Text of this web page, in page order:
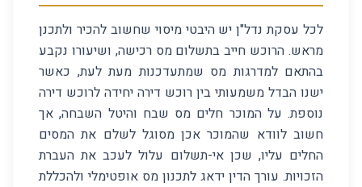
לכל עסקת נדל"ן יש היבטי מיסוי שחשוב להכיר ולתכנן
מראש. הרוכש חייב בתשלום מס רכישה, ושיעורו נקבע
בהתאם למדרגות מס שמתעדכנות מעת לעת, כאשר
ישנו הבדל משמעותי בין רוכש דירה יחידה לרוכש דירה
נוספת. על המוכר חלים מס שבח והיטל השבחה, אך
חשוב לוודא שהמוכר אכן מסוגל לשלם את המסים
החלים עליו, שכן אי-תשלום עלול לעכב את העברת
הזכויות. עורך הדין ידאג לתכנון מס אופטימלי ולהכללת